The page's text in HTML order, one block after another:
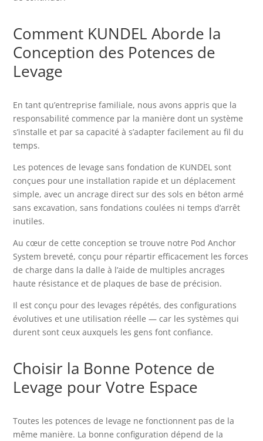
Comment KUNDEL Aborde la
Conception des Potences de
Levage
En tant qu’entreprise familiale, nous avons appris que la
responsabilité commence par la manière dont un système
s’installe et par sa capacité à s’adapter facilement au fil du
temps.
Les potences de levage sans fondation de KUNDEL sont
conçues pour une installation rapide et un déplacement
simple, avec un ancrage direct sur des sols en béton armé
sans excavation, sans fondations coulées ni temps d’arrêt
inutiles.
Au cœur de cette conception se trouve notre Pod Anchor
System breveté, conçu pour répartir efficacement les forces
de charge dans la dalle à l’aide de multiples ancrages
haute résistance et de plaques de base de précision.
Il est conçu pour des levages répétés, des configurations
évolutives et une utilisation réelle — car les systèmes qui
durent sont ceux auxquels les gens font confiance.
Choisir la Bonne Potence de
Levage pour Votre Espace
Toutes les potences de levage ne fonctionnent pas de la
même manière. La bonne configuration dépend de la